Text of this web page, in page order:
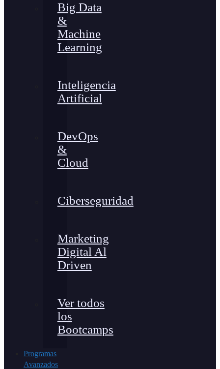
Big Data
&
Machine
Learning
Inteligencia
Artificial
DevOps
&
Cloud
Ciberseguridad
Marketing
Digital Al
Driven
Ver todos
los
Bootcamps
Programas
Avanzados